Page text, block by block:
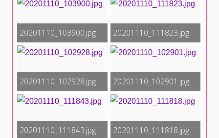
20201110_103900.jpg 20201110_111823.jpg
20201110_102928.jpg 20201110_102901.jpg
20201110_111843.jpg 20201110_111818.jpg